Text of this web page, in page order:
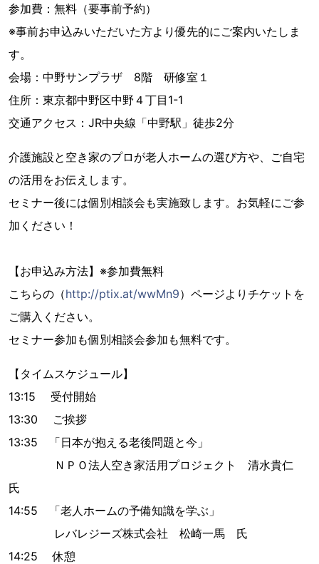
参加費：無料（要事前予約）
※事前お申込みいただいた方より優先的にご案内いたしま
す。
会場：中野サンプラザ 8階 研修室１
住所：東京都中野区中野４丁目1-1
交通アクセス：JR中央線「中野駅」徒歩2分
介護施設と空き家のプロが老人ホームの選び方や、ご自宅
の活用をお伝えします。
セミナー後には個別相談会も実施致します。お気軽にご参
加ください！
【お申込み方法】※参加費無料
こちらの（http://ptix.at/wwMn9）ページよりチケットを
ご購入ください。
セミナー参加も個別相談会参加も無料です。
【タイムスケジュール】
13:15 受付開始
13:30 ご挨拶
13:35 「日本が抱える老後問題と今」
ＮＰＯ法人空き家活用プロジェクト 清水貴仁
氏
14:55 「老人ホームの予備知識を学ぶ」
レバレジーズ株式会社 松崎一馬 氏
14:25 休憩